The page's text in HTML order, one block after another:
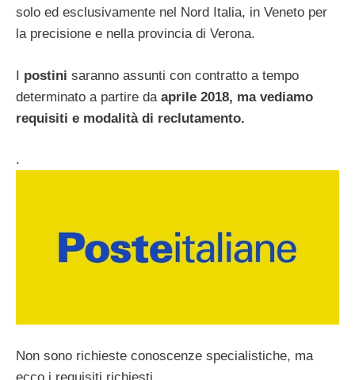
solo ed esclusivamente nel Nord Italia, in Veneto per
la precisione e nella provincia di Verona.
I postini saranno assunti con contratto a tempo
determinato a partire da aprile 2018, ma vediamo
requisiti e modalità di reclutamento.
.
Non sono richieste conoscenze specialistiche, ma